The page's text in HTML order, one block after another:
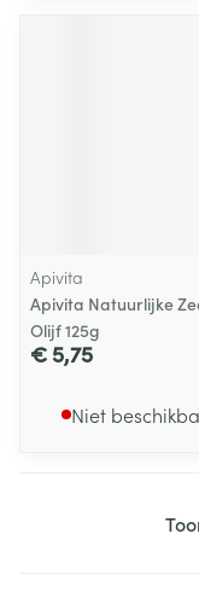
Apivita
Apivita Natuurlijke
Olijf 125g
€ 5,75
Niet